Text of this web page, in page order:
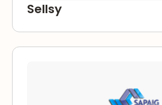
Sellsy